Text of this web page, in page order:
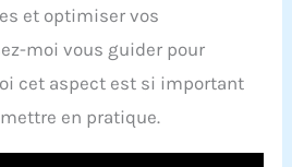
et optimiser vos
moi vous guider pour
cet aspect est si important
en pratique.